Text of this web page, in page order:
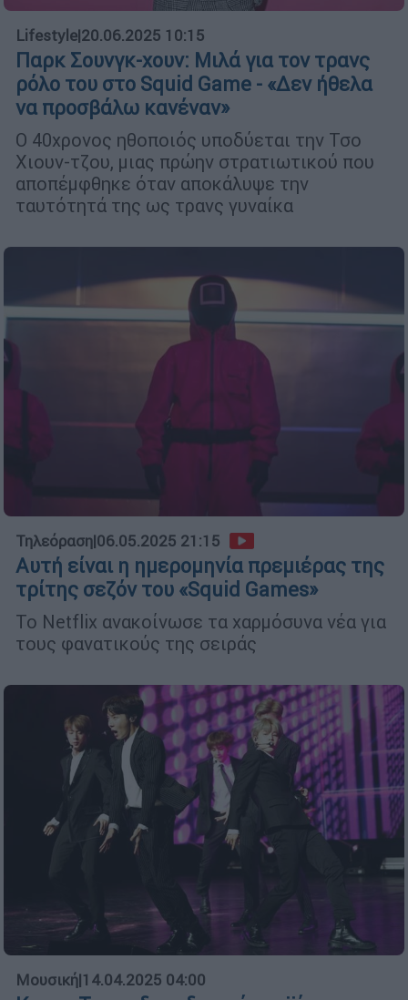
Lifestyle|20.06.2025 10:15
Παρκ Σουνγκ-χουν: Μιλά για τον τρανς
ρόλο του στο Squid Game - «Δεν ήθελα
να προσβάλω κανέναν»
Ο 40χρονος ηθοποιός υποδύεται την Τσο
Χιουν-τζου, μιας πρώην στρατιωτικού που
αποπέμφθηκε όταν αποκάλυψε την
ταυτότητά της ως τρανς γυναίκα
Τηλεόραση|06.05.2025 21:15
Αυτή είναι η ημερομηνία πρεμιέρας της
τρίτης σεζόν του «Squid Games»
Το Netflix ανακοίνωσε τα χαρμόσυνα νέα για
τους φανατικούς της σειράς
Μουσική|14.04.2025 04:00